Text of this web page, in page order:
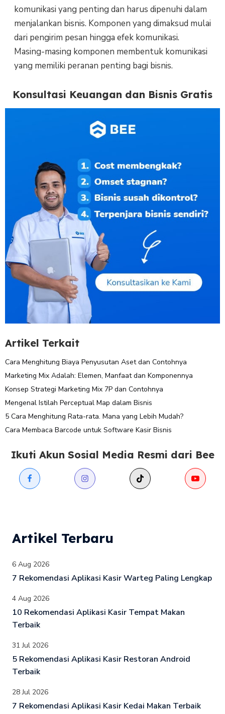
komunikasi yang penting dan harus dipenuhi dalam
menjalankan bisnis. Komponen yang dimaksud mulai
dari pengirim pesan hingga efek komunikasi.
Masing-masing komponen membentuk komunikasi
yang memiliki peranan penting bagi bisnis.
Konsultasi Keuangan dan Bisnis Gratis
Artikel Terkait
Cara Menghitung Biaya Penyusutan Aset dan Contohnya
Marketing Mix Adalah: Elemen, Manfaat dan Komponennya
Konsep Strategi Marketing Mix 7P dan Contohnya
Mengenal Istilah Perceptual Map dalam Bisnis
5 Cara Menghitung Rata-rata. Mana yang Lebih Mudah?
Cara Membaca Barcode untuk Software Kasir Bisnis
Ikuti Akun Sosial Media Resmi dari Bee
Artikel Terbaru
6 Aug 2026
7 Rekomendasi Aplikasi Kasir Warteg Paling Lengkap
4 Aug 2026
10 Rekomendasi Aplikasi Kasir Tempat Makan
Terbaik
31 Jul 2026
5 Rekomendasi Aplikasi Kasir Restoran Android
Terbaik
28 Jul 2026
7 Rekomendasi Aplikasi Kasir Kedai Makan Terbaik